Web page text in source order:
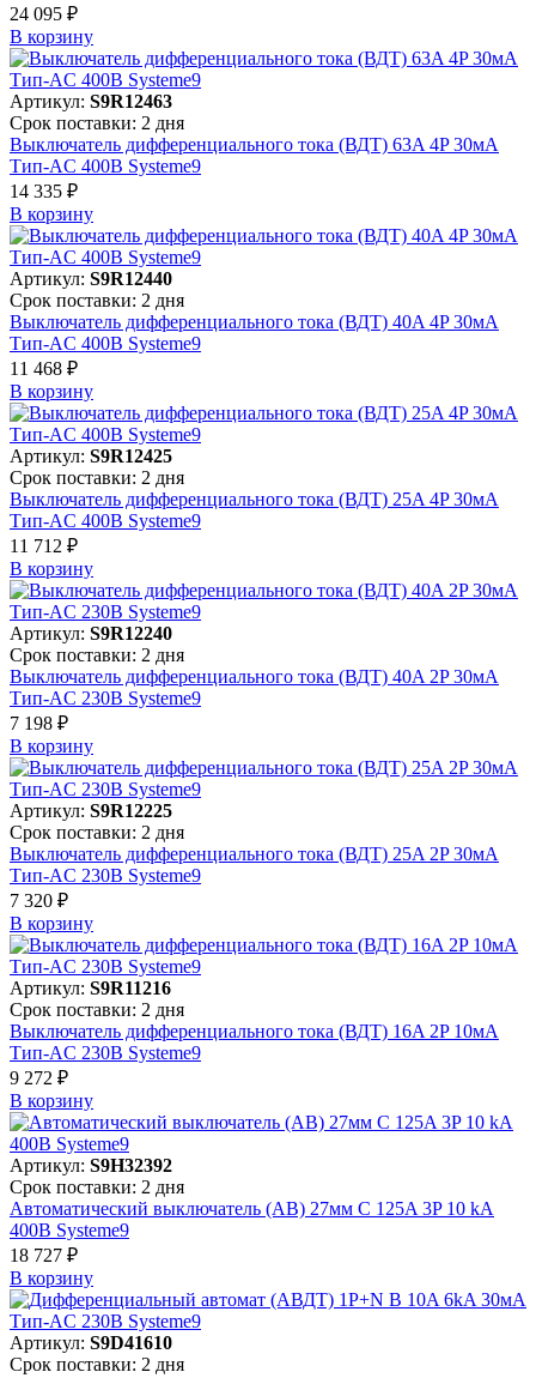
24 095 ₽
В корзинy
Артикул: S9R12463
Срок поставки: 2 дня
Выключатель дифференциального тока (ВДТ) 63A 4P 30мА
Тип-AC 400В Systeme9
14 335 ₽
В корзинy
Артикул: S9R12440
Срок поставки: 2 дня
Выключатель дифференциального тока (ВДТ) 40A 4P 30мА
Тип-AC 400В Systeme9
11 468 ₽
В корзинy
Артикул: S9R12425
Срок поставки: 2 дня
Выключатель дифференциального тока (ВДТ) 25A 4P 30мА
Тип-AC 400В Systeme9
11 712 ₽
В корзинy
Артикул: S9R12240
Срок поставки: 2 дня
Выключатель дифференциального тока (ВДТ) 40A 2P 30мА
Тип-AC 230В Systeme9
7 198 ₽
В корзинy
Артикул: S9R12225
Срок поставки: 2 дня
Выключатель дифференциального тока (ВДТ) 25A 2P 30мА
Тип-AC 230В Systeme9
7 320 ₽
В корзинy
Артикул: S9R11216
Срок поставки: 2 дня
Выключатель дифференциального тока (ВДТ) 16A 2P 10мА
Тип-AC 230В Systeme9
9 272 ₽
В корзинy
Артикул: S9H32392
Срок поставки: 2 дня
Автоматический выключатель (АВ) 27мм C 125A 3P 10 kA
400В Systeme9
18 727 ₽
В корзинy
Артикул: S9D41610
Срок поставки: 2 дня